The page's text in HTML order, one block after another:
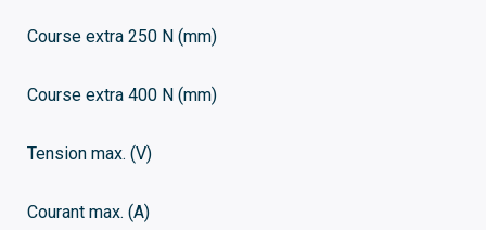
Course extra 250 N (mm)
Course extra 400 N (mm)
Tension max. (V)
Courant max. (A)